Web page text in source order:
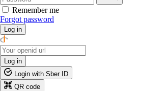
Remember me
Forgot password
Log in
Log in
Login with Sber ID
QR code